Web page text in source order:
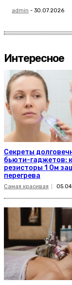
admin - 30.07.2026
Интересное
Секреты
бьюти-гаджетов:
резисторы 1 Ом
перегрева
Самая красивая